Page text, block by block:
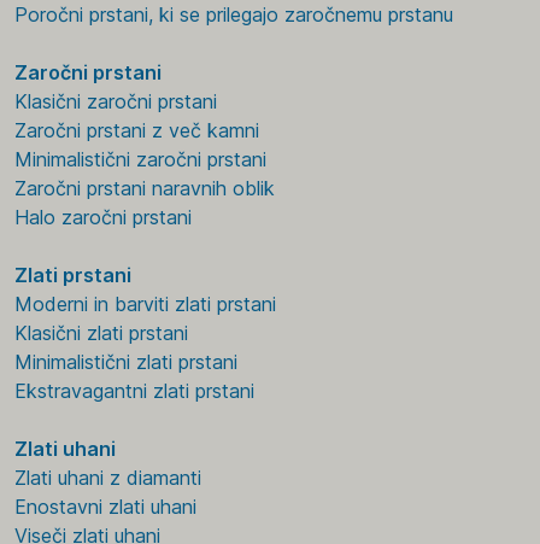
Poročni prstani, ki se prilegajo zaročnemu prstanu
Zaročni prstani
Klasični zaročni prstani
Zaročni prstani z več kamni
Minimalistični zaročni prstani
Zaročni prstani naravnih oblik
Halo zaročni prstani
Zlati prstani
Moderni in barviti zlati prstani
Klasični zlati prstani
Minimalistični zlati prstani
Ekstravagantni zlati prstani
Zlati uhani
Zlati uhani z diamanti
Enostavni zlati uhani
Viseči zlati uhani